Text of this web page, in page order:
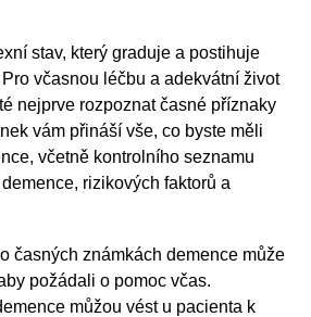
stav, který graduje a postihuje
včasnou léčbu a adekvátní život
nejprve rozpoznat časné příznaky
vám přináší vše, co byste měli
včetně kontrolního seznamu
rizikových faktorů a
časných známkách demence může
požádali o pomoc včas.
můžou vést u pacienta k